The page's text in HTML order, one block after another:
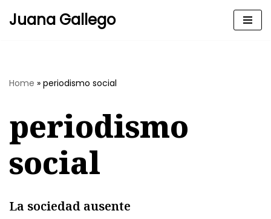
Juana Gallego
Home » periodismo social
periodismo
social
La sociedad ausente